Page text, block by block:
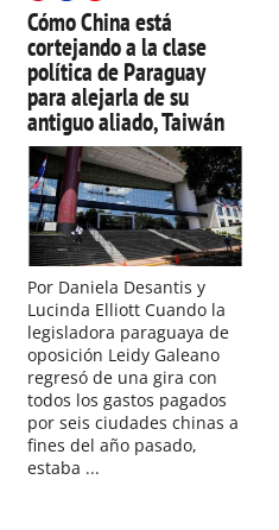
Cómo China está
cortejando a la clase
política de Paraguay
para alejarla de su
antiguo aliado, Taiwán
Por Daniela Desantis y
Lucinda Elliott Cuando la
legisladora paraguaya de
oposición Leidy Galeano
regresó de una gira con
todos los gastos pagados
por seis ciudades chinas a
fines del año pasado,
estaba ...